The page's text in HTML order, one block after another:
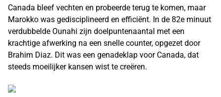
Canada bleef vechten en probeerde terug te komen, maar
Marokko was gedisciplineerd en efficiënt. In de 82e minuut
verdubbelde Ounahi zijn doelpuntenaantal met een
krachtige afwerking na een snelle counter, opgezet door
Brahim Diaz. Dit was een genadeklap voor Canada, dat
steeds moeilijker kansen wist te creëren.